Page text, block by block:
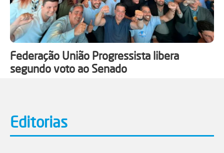
Federação União Progressista libera
segundo voto ao Senado
Editorias